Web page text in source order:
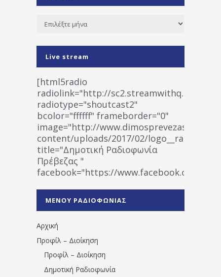
Ιστορικό
Live stream
[html5radio
radiolink="http://
radiotype="shoutcast2"
bcolor="ffffff" frameborder="0"
image="http://www.dimosprevezas.gr/wp-
content/uploads/2017/02/
title="Δημοτική Ραδιοφωνία
Πρέβεζας "
facebook="https://www.facebook.com/
1531194763766854/" artist="" ]
ΜΕΝΟΥ ΡΑΔΙΟΦΩΝΙΑΣ
Αρχική
Προφίλ – Διοίκηση
Προφίλ – Διοίκηση
Δημοτική Ραδιοφωνία